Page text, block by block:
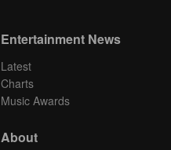
Entertainment News
Latest
Charts
Music Awards
About